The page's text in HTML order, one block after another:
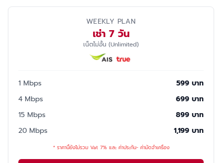
WEEKLY PLAN
เช่า 7 วัน
เน็ตไม่อั้น (Unlimited)
1 Mbps
599 บาท
4 Mbps
699 บาท
15 Mbps
899 บาท
20 Mbps
1,199 บาท
* ราคานี้ยังไม่รวม Vat 7% และ ค่าประกัน- ค่ามัดจำเครื่อง